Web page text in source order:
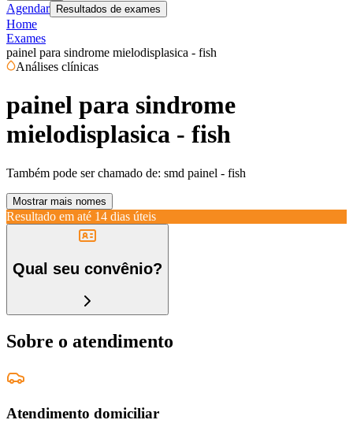
Agendar Resultados de exames
Home
Exames
painel para sindrome mielodisplasica - fish
Análises clínicas
painel para sindrome
mielodisplasica - fish
Também pode ser chamado de: smd painel - fish
Mostrar mais nomes
Resultado em até 14 dias úteis
Qual seu convênio?
Sobre o atendimento
Atendimento domiciliar